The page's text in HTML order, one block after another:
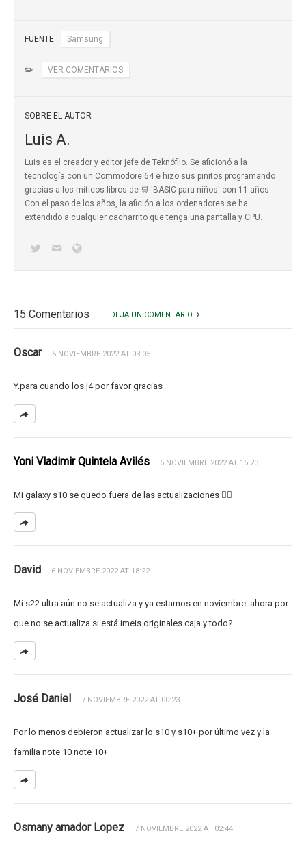
FUENTE Samsung
✏️ VER COMENTARIOS
SOBRE EL AUTOR
Luis A.
Luis es el creador y editor jefe de Teknófilo. Se aficionó a la
tecnología con un Commodore 64 e hizo sus pinitos programando
gracias a los míticos libros de 🛒 'BASIC para niños' con 11 años.
Con el paso de los años, la afición a los ordenadores se ha
extendido a cualquier cacharrito que tenga una pantalla y CPU.
15 Comentarios DEJA UN COMENTARIO
Oscar 5 NOVIEMBRE 2022 AT 03:05
Y.para cuando los j4 por favor gracias
Yoni Vladimir Quintela Avilés 6 NOVIEMBRE 2022 AT 15:23
Mi galaxy s10 se quedo fuera de las actualizaciones 😮‍💨
David 6 NOVIEMBRE 2022 AT 18:22
Mi s22 ultra aún no se actualiza y ya estamos en noviembre. ahora por
que no se actualiza si está imeis originales caja y todo?.
José Daniel 7 NOVIEMBRE 2022 AT 00:23
Por lo menos debieron actualizar lo s10 y s10+ por último vez y la
familia note 10 note 10+
Osmany amador Lopez 7 NOVIEMBRE 2022 AT 02:44